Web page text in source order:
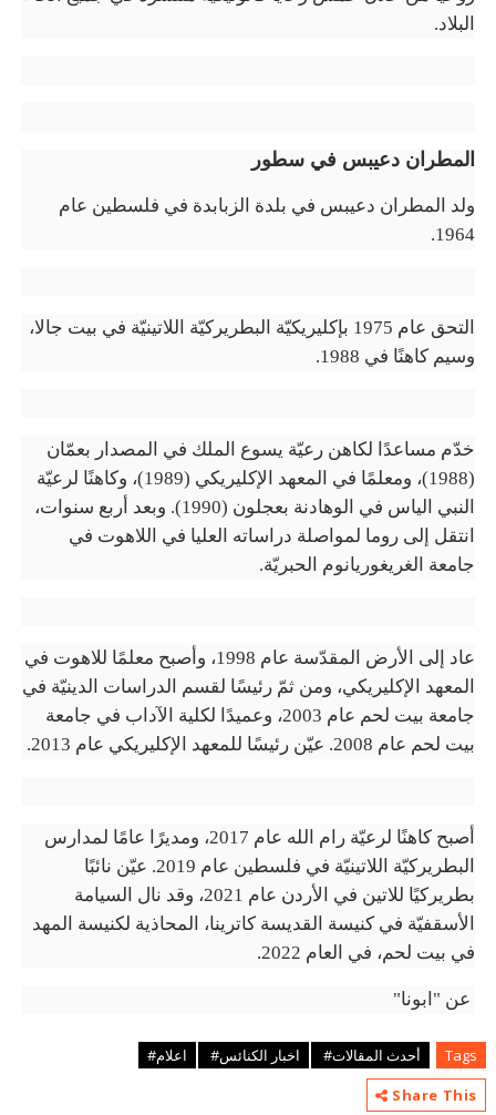
البلاد.
المطران دعيبس في سطور
ولد المطران دعيبس في بلدة الزبابدة في فلسطين عام
1964
.
التحق عام 1975 بإكليريكيّة البطريركيّة اللاتينيّة في بيت جالا،
وسيم كاهنًا في 1988
.
خدّم مساعدًا لكاهن رعيّة يسوع الملك في المصدار بعمّان
(1988)، ومعلمًا في المعهد الإكليريكي (1989)، وكاهنًا لرعيّة
النبي الياس في الوهادنة بعجلون (1990). وبعد أربع سنوات،
انتقل إلى روما لمواصلة دراساته العليا في اللاهوت في
جامعة الغريغوريانوم الحبريّة.
عاد إلى الأرض المقدّسة عام 1998، وأصبح معلمًا للاهوت في
المعهد الإكليريكي، ومن ثمّ رئيسًا لقسم الدراسات الدينيّة في
جامعة بيت لحم عام 2003، وعميدًا لكلية الآداب في جامعة
بيت لحم عام 2008. عيّن رئيسًا للمعهد الإكليريكي عام 2013
.
أصبح كاهنًا لرعيّة رام الله عام 2017، ومديرًا عامًا لمدارس
البطريركيّة اللاتينيّة في فلسطين عام 2019. عيّن نائبًا
بطريركيًا للاتين في الأردن عام 2021، وقد نال السيامة
الأسقفيّة في كنيسة القديسة كاترينا، المحاذية لكنيسة المهد
في بيت لحم، في العام 2022
.
عن "ابونا"
Tags أحدث المقالات# اخبار الكنائس#
اعلام#
Share This